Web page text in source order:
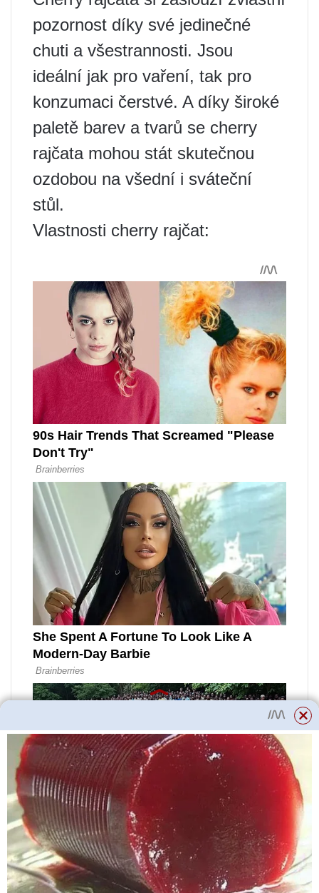
pozornost díky své jedinečné
chuti a všestrannosti. Jsou
ideální jak pro vaření, tak pro
konzumaci čerstvé. A díky široké
paletě barev a tvarů se cherry
rajčata mohou stát skutečnou
ozdobou na všední i sváteční
stůl.
Vlastnosti cherry rajčat: